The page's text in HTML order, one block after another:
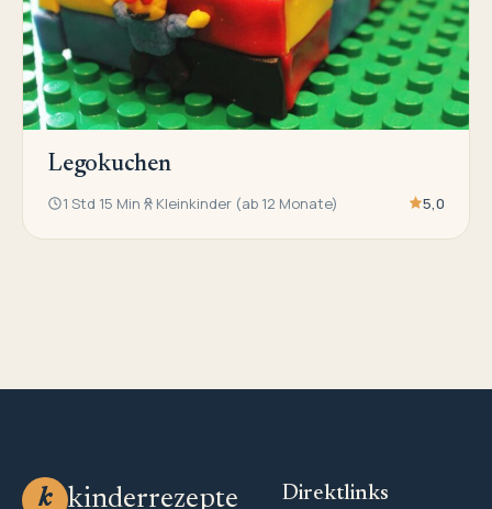
Legokuchen
1 Std 15 Min Kleinkinder (ab 12 Monate) 5,0
k kinderrezepte Direktlinks